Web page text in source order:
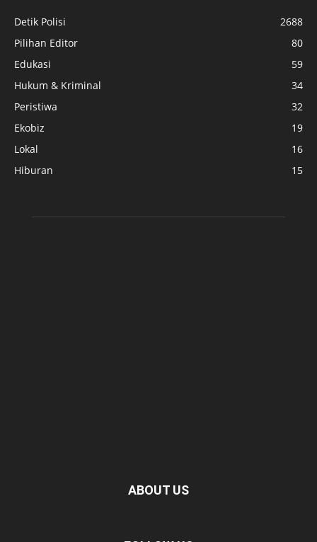
Detik Polisi
2688
Pilihan Editor
80
Edukasi
59
Hukum & Kriminal
34
Peristiwa
32
Ekobiz
19
Lokal
16
Hiburan
15
ABOUT US